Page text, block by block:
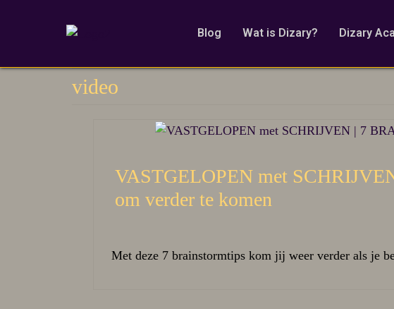
Blog Wat is Dizary? Dizary
video
VASTGELOPEN met
om verder te komen
Met deze 7 brainstormtips kom jij weer verder als je